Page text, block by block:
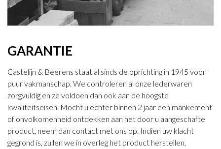
GARANTIE
Castelijn & Beerens staat al sinds de oprichting in 1945 voor
puur vakmanschap. We controleren al onze lederwaren
zorgvuldig en ze voldoen dan ook aan de hoogste
kwaliteitseisen. Mocht u echter binnen 2 jaar een mankement
of onvolkomenheid ontdekken aan het door u aangeschafte
product, neem dan contact met ons op. Indien uw klacht
gegrond is, zullen we in overleg het product herstellen,